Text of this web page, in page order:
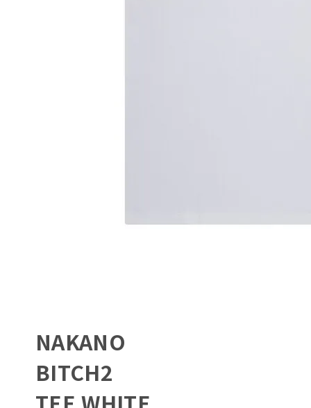
NAKANO
BITCH2